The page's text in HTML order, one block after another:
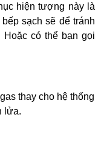
hiện tượng này là
sạch sẽ để tránh
có thể bạn gọi
thay cho hệ thống
lửa.